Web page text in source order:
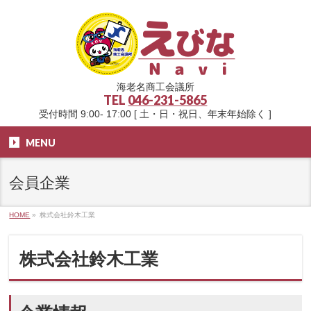
海老名商工会議所
TEL 046-231-5865
受付時間 9:00- 17:00 [ 土・日・祝日、年末年始除く ]
MENU
会員企業
HOME » 株式会社鈴木工業
株式会社鈴木工業